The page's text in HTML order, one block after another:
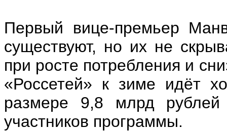
Первый вице-премьер
существуют, но их не
при росте потребления и
«Россетей» к зиме идёт
размере 9,8 млрд
участников программы.